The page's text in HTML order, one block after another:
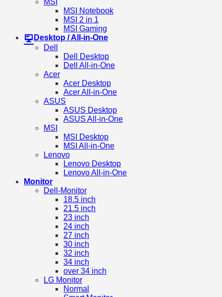
MSI
MSI Notebook
MSI 2 in 1
MSI Gaming
Desktop / All-in-One
Dell
Dell Desktop
Dell All-in-One
Acer
Acer Desktop
Acer All-in-One
ASUS
ASUS Desktop
ASUS All-in-One
MSI
MSI Desktop
MSI All-in-One
Lenovo
Lenovo Desktop
Lenovo All-in-One
Monitor
Dell-Monitor
18.5 inch
21.5 inch
23 inch
24 inch
27 inch
30 inch
32 inch
34 inch
over 34 inch
LG Monitor
Normal